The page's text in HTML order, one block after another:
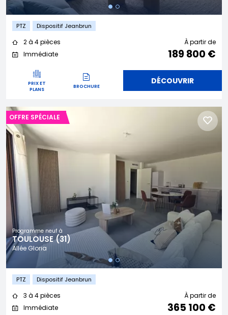
PTZ Dispositif Jeanbrun
2 à 4 pièces
Immédiate
À partir de
189 800 €
PRIX ET
PLANS
BROCHURE
DÉCOUVRIR
Programme neuf à
TOULOUSE (31)
Allée Gloria
OFFRE SPÉCIALE
PTZ Dispositif Jeanbrun
3 à 4 pièces
Immédiate
À partir de
365 100 €